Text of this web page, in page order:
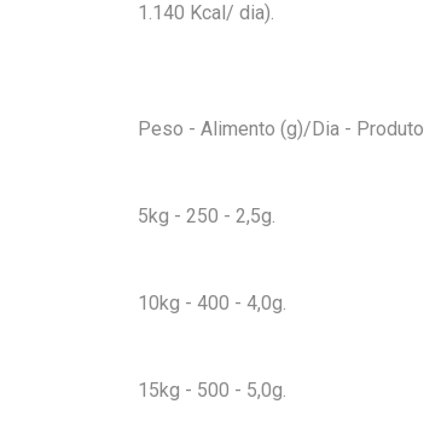
1.140 Kcal/ dia).
Peso - Alimento (g)/Dia - Produto
5kg - 250 - 2,5g.
10kg - 400 - 4,0g.
15kg - 500 - 5,0g.